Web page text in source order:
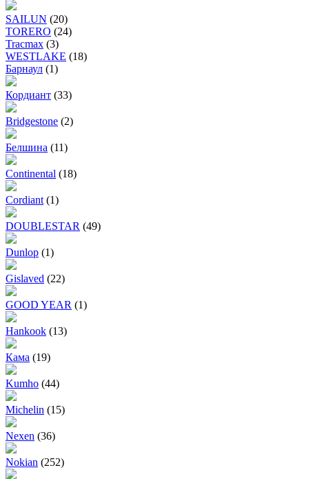
SAILUN (20)
TORERO (24)
Tracmax (3)
WESTLAKE (18)
Барнаул (1)
Кордиант (33)
Bridgestone (2)
Белшина (11)
Continental (18)
Cordiant (1)
DOUBLESTAR (49)
Dunlop (1)
Gislaved (22)
GOOD YEAR (1)
Hankook (13)
Кама (19)
Kumho (44)
Michelin (15)
Nexen (36)
Nokian (252)